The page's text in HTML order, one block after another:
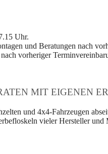
Uhr.
und Beratungen nach
vorheriger
MIT EIGENEN
und 4x4-Fahrzeugen
vieler Hersteller und